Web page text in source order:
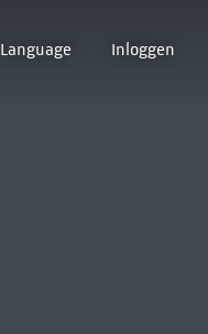
Language Inloggen